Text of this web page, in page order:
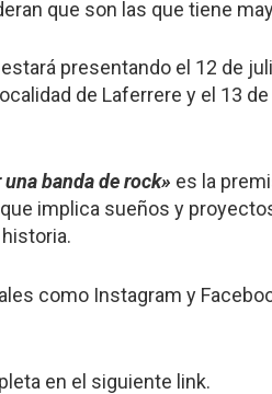
que son las que tiene
presentando el 12 de
de Laferrere y el 13
banda de rock» es la
implica sueños y
como Instagram y
en el siguiente link.